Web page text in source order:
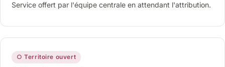
Service offert par l'équipe centrale en attendant l'attribution.
○ Territoire ouvert